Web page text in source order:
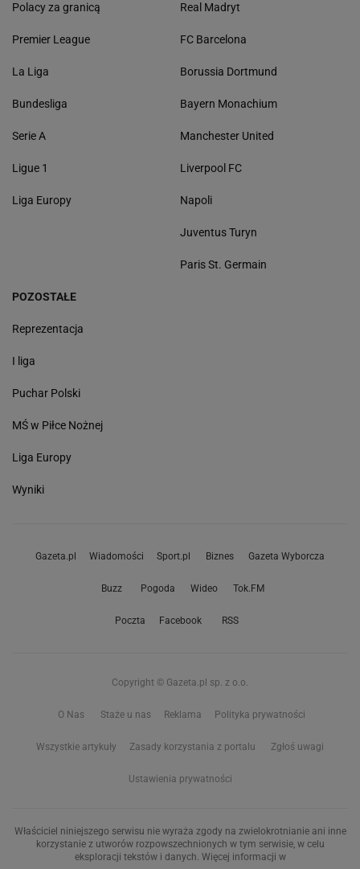
Polacy za granicą
Premier League
La Liga
Bundesliga
Serie A
Ligue 1
Liga Europy
Real Madryt
FC Barcelona
Borussia Dortmund
Bayern Monachium
Manchester United
Liverpool FC
Napoli
Juventus Turyn
Paris St. Germain
POZOSTAŁE
Reprezentacja
I liga
Puchar Polski
MŚ w Piłce Nożnej
Liga Europy
Wyniki
Gazeta.pl Wiadomości Sport.pl Biznes Gazeta Wyborcza
Buzz Pogoda Wideo Tok.FM
Poczta Facebook RSS
Copyright © Gazeta.pl sp. z o.o.
O Nas Staże u nas Reklama Polityka prywatności
Wszystkie artykuły Zasady korzystania z portalu Zgłoś uwagi
Ustawienia prywatności
Właściciel niniejszego serwisu nie wyraża zgody na zwielokrotnianie ani inne
korzystanie z utworów rozpowszechnionych w tym serwisie, w celu
eksploracji tekstów i danych. Więcej informacji w